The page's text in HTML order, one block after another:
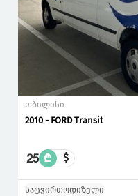
თბილისი
2010 - FORD Transit
25 ₾ $
სატვირთოდიზელი